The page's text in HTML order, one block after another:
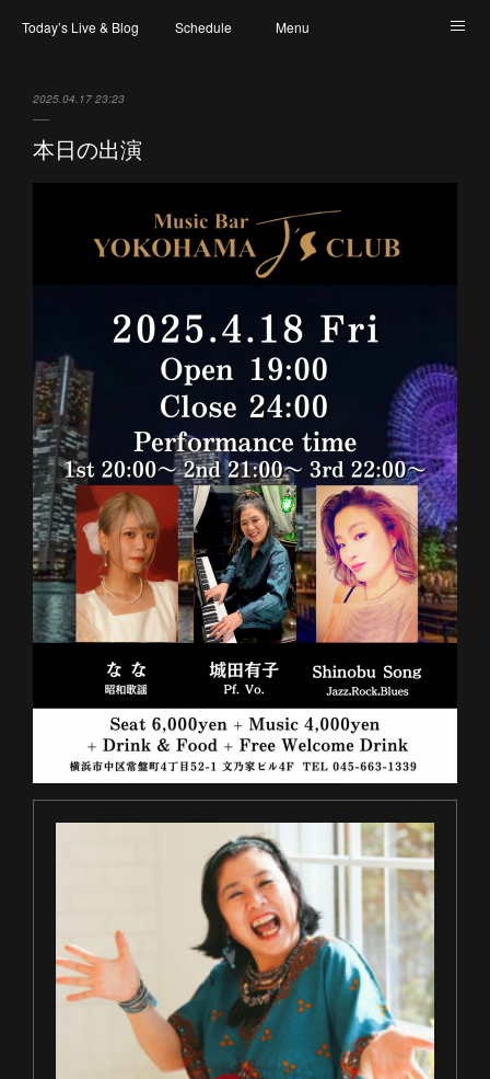
Today’s Live & Blog Schedule Menu
2025.04.17 23:23
本日の出演